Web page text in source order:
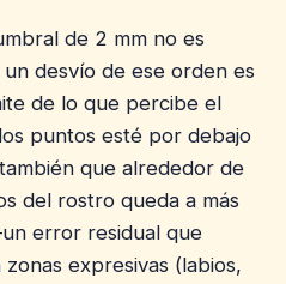
de 2 mm no es
desvío de ese orden es
de lo que percibe el
puntos esté por debajo
que alrededor de
del rostro queda a más
error residual que
expresivas (labios,